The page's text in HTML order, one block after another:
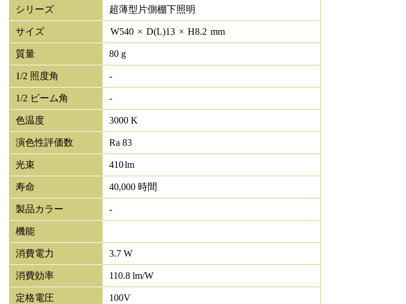
シリーズ 超薄型片側棚下照明
サイズ W540 × D(L)13 × H8.2 mm
質量 80 g
1/2 照度角 -
1/2 ビーム角 -
色温度 3000 K
演色性評価数 Ra 83
光束 410lm
寿命 40,000 時間
製品カラー -
機能
消費電力 3.7 W
消費効率 110.8 lm/W
定格電圧 100V